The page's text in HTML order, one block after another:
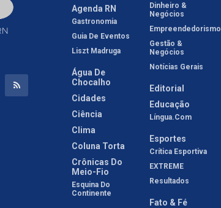
Agenda RN
Gastronomia
Guia De Eventos
Liszt Madruga
Água De
Chocalho
Cidades
Ciência
Clima
Coluna Torta
Crônicas Do
Meio-Fio
Esquina Do
Continente
Dinheiro &
Negócios
Empreendedorismo
Gestão &
Negócios
Notícias Gerais
Editorial
Educação
Língua.com
Esportes
Crítica Esportiva
EXTREME
Resultados
Fato & Fé